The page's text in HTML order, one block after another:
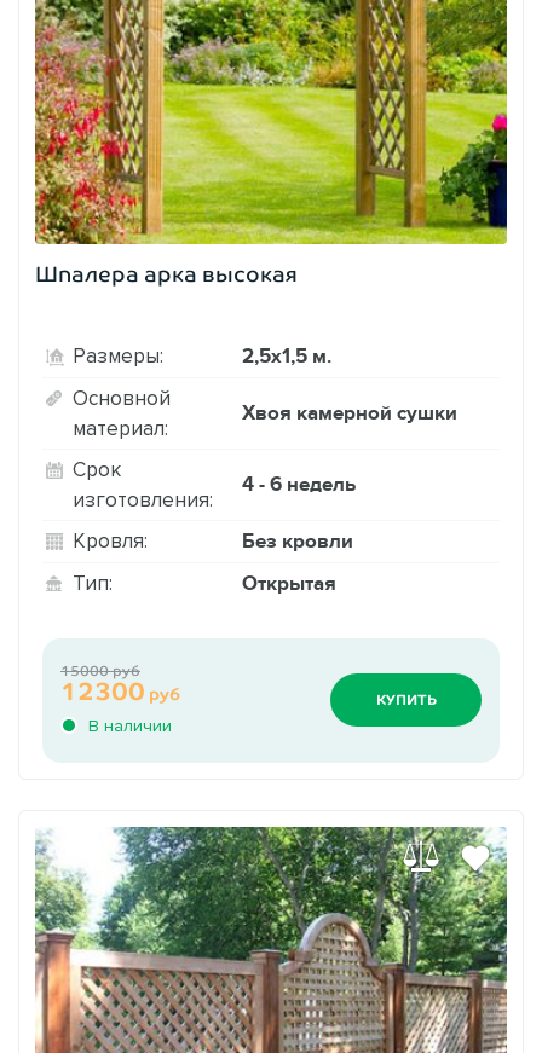
Шпалера арка высокая
Размеры: 2,5х1,5 м.
Основной
материал:
Хвоя камерной сушки
Срок
изготовления:
4 - 6 недель
Кровля: Без кровли
Тип: Открытая
В наличии
12300 руб
15000 руб
КУПИТЬ